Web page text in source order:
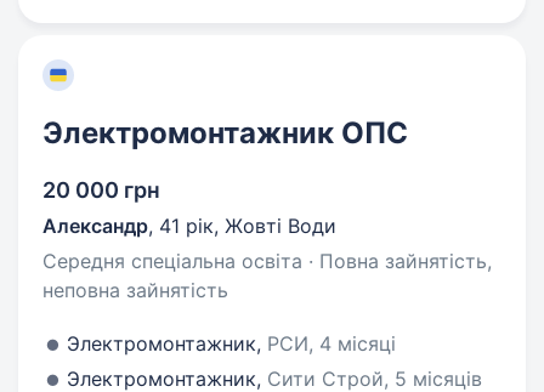
Электромонтажник ОПС
20 000 грн
Александр, 41 рік, Жовті Води
Середня спеціальна освіта · Повна зайнятість,
неповна зайнятість
Электромонтажник, РСИ, 4 місяці
Электромонтажник, Сити Строй, 5 місяців